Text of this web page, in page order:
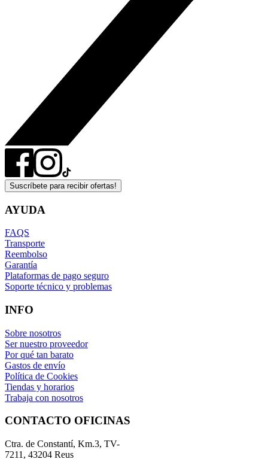
Suscríbete para recibir ofertas!
AYUDA
FAQS
Transporte
Reembolso
Garantía
Plataformas de pago seguro
Soporte técnico y problemas
INFO
Sobre nosotros
Ser nuestro proveedor
Por qué tan barato
Gastos de envío
Política de Cookies
Tiendas y horarios
Trabaja con nosotros
CONTACTO OFICINAS
Ctra. de Constantí, Km.3, TV-
7211, 43204 Reus